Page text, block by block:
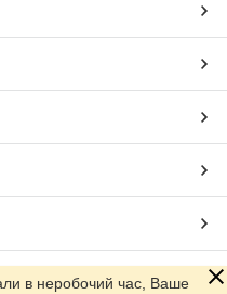
в неробочий час, Ваше